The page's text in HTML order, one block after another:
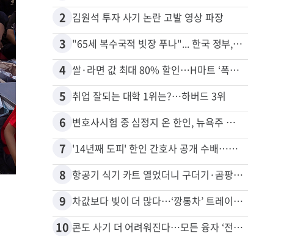
2 김원석 투자 사기 논란 고발 영상 파장
3 "65세 복수국적 빗장 푸나"... 한국 정부, 연령 완화 전면 추진
4 쌀·라면 값 최대 80% 할인…H마트 ‘폭탄 세일’
5 취업 잘되는 대학 1위는?…하버드 3위
6 변호사시험 중 심정지 온 한인, 뉴욕주 제소
7 '14년째 도피' 한인 간호사 공개 수배…메디케어 사기 유죄
8 항공기 식기 카트 열었더니 구더기·곰팡이…LAX 기내식 업체 논란
9 차값보다 빚이 더 많다…‘깡통차’ 트레이드인 급증
10 콘도 사기 더 어려워진다…모든 융자 ‘전체 심사’